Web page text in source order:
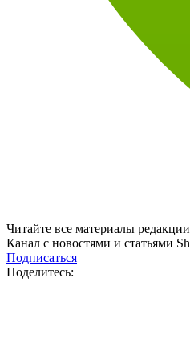
Читайте все материалы
Канал с новостями и статьями
Подписаться